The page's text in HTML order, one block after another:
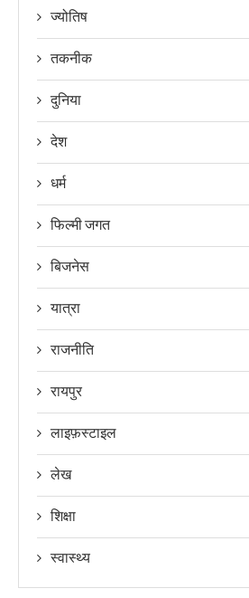
ज्योतिष
तकनीक
दुनिया
देश
धर्म
फिल्मी जगत
बिजनेस
यात्रा
राजनीति
रायपुर
लाइफ़स्टाइल
लेख
शिक्षा
स्वास्थ्य